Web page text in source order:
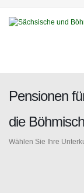
Pensionen
die
Wählen Sie Ihre